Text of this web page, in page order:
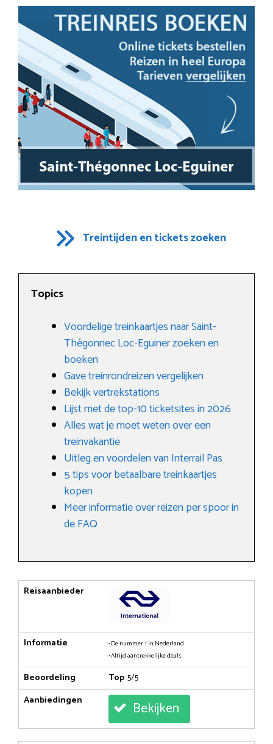
Treintijden en tickets zoeken
Topics
Voordelige treinkaartjes naar Saint-
Thégonnec Loc-Eguiner zoeken en
boeken
Gave treinrondreizen vergelijken
Bekijk vertrekstations
Lijst met de top-10 ticketsites in 2026
Alles wat je moet weten over een
treinvakantie
Uitleg en voordelen van Interrail Pas
5 tips voor betaalbare treinkaartjes
kopen
Meer informatie over reizen per spoor in
de FAQ
Reisaanbieder
Informatie
• De nummer 1 in Nederland
• Altijd aantrekkelijke deals
Beoordeling Top: 5/5
Aanbiedingen
Bekijken